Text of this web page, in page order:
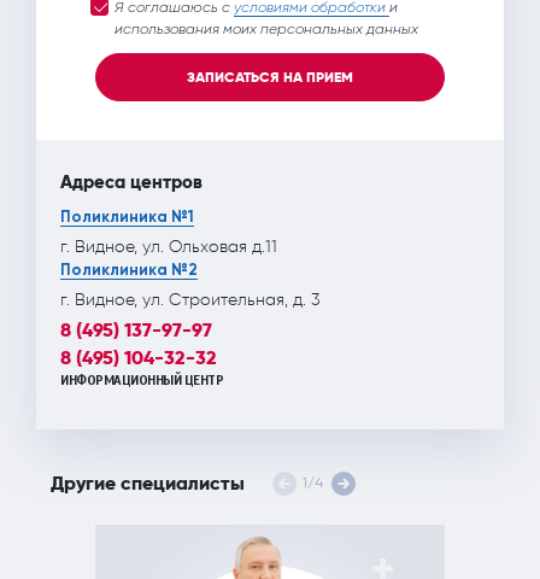
Я соглашаюсь с условиями обработки и
использования моих персональных данных
ЗАПИСАТЬСЯ НА ПРИЕМ
Адреса центров
Поликлиника №1
г. Видное, ул. Ольховая д.11
Поликлиника №2
г. Видное, ул. Строительная, д. 3
8 (495) 137-97-97
8 (495) 104-32-32
ИНФОРМАЦИОННЫЙ ЦЕНТР
Другие специалисты 1 /4